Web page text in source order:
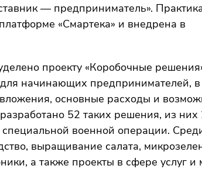
— предприниматель».
«Смартека» и внедрена в
проекту «Коробочные
начинающих предпринимателей, в
основные расходы и
52 таких решения, из
военной операции.
выращивание салата,
а также проекты в сфере услуг и